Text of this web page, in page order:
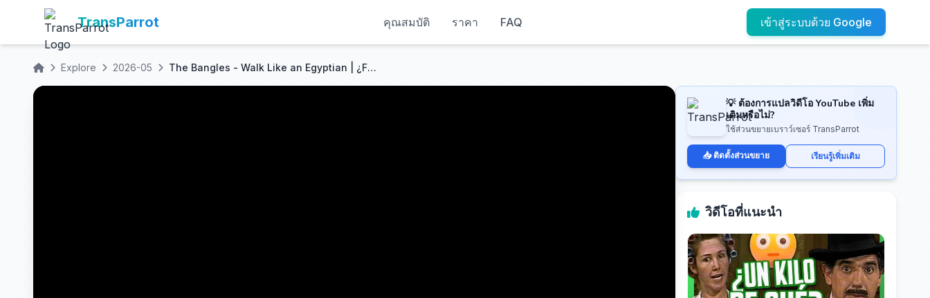
TransParrot คุณสมบัติ ราคา FAQ เข้าสู่ระบบด้วย Google
Explore 2026-05 The Bangles - Walk Like an Egyptian | ¿Fue ESTE el himno definitivo de los 80? | Primera reacción
💡 ต้องการแปลวิดีโอ YouTube เพิ่ม
เติมหรือไม่?
ใช้ส่วนขยายเบราว์เซอร์ TransParrot
📥 ติดตั้งส่วนขยาย เรียนรู้เพิ่มเติม
วิดีโอที่แนะนำ